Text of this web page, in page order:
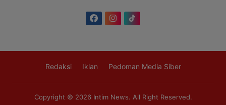
Redaksi Iklan Pedoman Media Siber
Copyright © 2026 Intim News. All Right Reserved.